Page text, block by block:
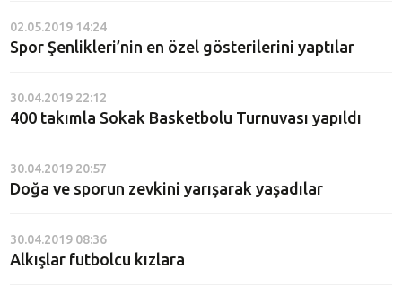
02.05.2019 14:24
Spor Şenlikleri’nin en özel gösterilerini yaptılar
30.04.2019 22:12
400 takımla Sokak Basketbolu Turnuvası yapıldı
30.04.2019 20:57
Doğa ve sporun zevkini yarışarak yaşadılar
30.04.2019 08:36
Alkışlar futbolcu kızlara